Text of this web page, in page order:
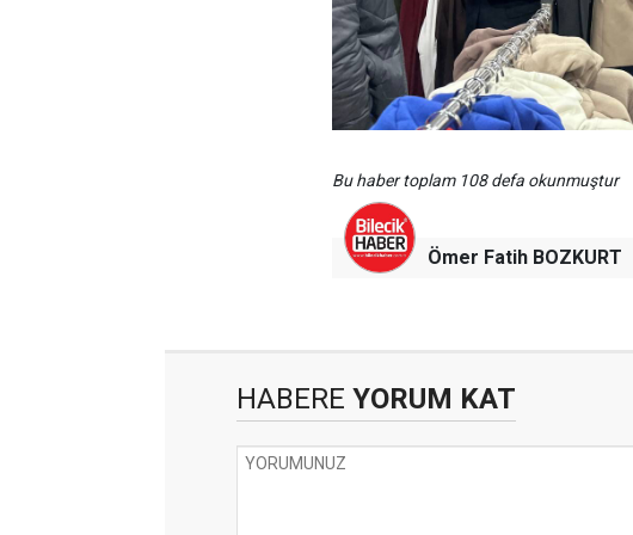
Bu haber toplam 108 defa okunmuştur
Ömer Fatih BOZKURT
HABERE YORUM KAT